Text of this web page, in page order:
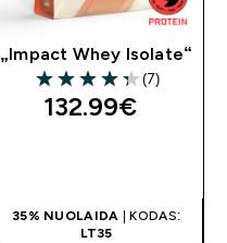
„Impact Whey Isolate“
4.29 out of 5 stars
(7)
132.99€‎
35% NUOLAIDA | KODAS:
LT35